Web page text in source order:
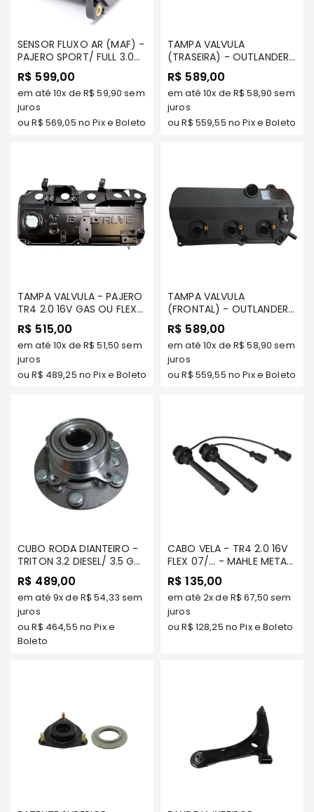
Câmbio
Acessórios
Lancer
Correias
Filtros
Transmissão
Airtrek
Suspensão
Elétrica
Acessórios
Outlander
Freio
Correias
Filtros
Transmissão
Freio
Transmissão
SENSOR FLUXO AR (MAF) -
PAJERO SPORT/ FULL 3.0
3.5 TDS MODELOS -
MILTPARTS - MD326501
MT
R$ 599,00
em até 10x de R$ 59,90 sem
juros
ouR$ 569,05 no Pix e Boleto
TAMPA VALVULA
(TRASEIRA) - OUTLANDER
3.0 V6 2007 A 2012 -
MILTPARTS - 1035A702 MT
R$ 589,00
em até 10x de R$ 58,90 sem
juros
ouR$ 559,55 no Pix e Boleto
TAMPA VALVULA - PAJERO
TR4 2.0 16V GAS OU FLEX
2001 A 2015 TDS MODELOS
- MILTPARTS - MD365793
MT
R$ 515,00
em até 10x de R$ 51,50 sem
juros
ouR$ 489,25 no Pix e Boleto
TAMPA VALVULA
(FRONTAL) - OUTLANDER
3.0 V6 2007 A 2012 -
MILTPARTS - 1035A840 MT
R$ 589,00
em até 10x de R$ 58,90 sem
juros
ouR$ 559,55 no Pix e Boleto
CUBO RODA DIANTEIRO -
TRITON 3.2 DIESEL/ 3.5 GAS
OU FLEX/ 2.4 DIESEL ATE
2019/ DAKAR TDS
MODELOS - (EXCTO
TRITON 2.4 FLEX 4X2) -
NAKATA
R$ 489,00
em até 9xde R$ 54,33 sem
juros
ouR$ 464,55 no Pix e
Boleto
CABO VELA - TR4 2.0 16V
FLEX 07/... - MAHLE METAL
LEVE - CV1950128
R$ 135,00
em até 2xde R$ 67,50 sem
juros
ouR$ 128,25 no Pix e Boleto